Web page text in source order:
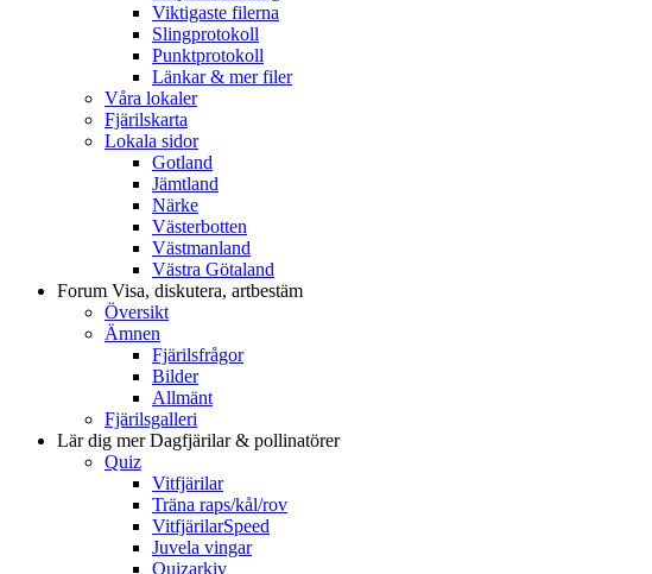
Viktigaste filerna
Slingprotokoll
Punktprotokoll
Länkar & mer filer
Våra lokaler
Fjärilskarta
Lokala sidor
Gotland
Jämtland
Närke
Västerbotten
Västmanland
Västra Götaland
Forum Visa, diskutera, artbestäm
Översikt
Ämnen
Fjärilsfrågor
Bilder
Allmänt
Fjärilsgalleri
Lär dig merDagfjärilar & pollinatörer
Quiz
Vitfjärilar
Träna raps/kål/rov
VitfjärilarSpeed
Juvela vingar
Quizarkiv